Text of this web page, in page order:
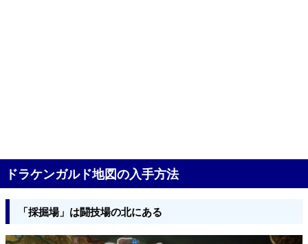
ドラケンガルド地図の入手方法
「採掘場」は闘技場の北にある